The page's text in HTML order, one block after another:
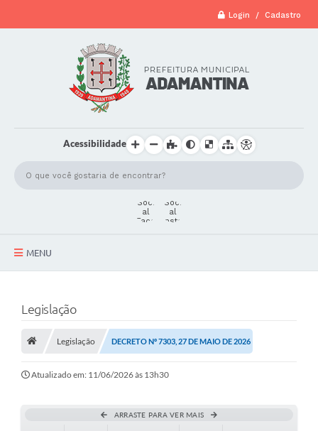
Login / Cadastro
Acessibilidade
MENU
Secretarias
Legislação
Atos Municipais
Legislação
Legislação DECRETO Nº 7303, 27 DE MAIO DE 2026
Atualizado em: 11/06/2026 às 13h30
ARRASTE PARA VER MAIS